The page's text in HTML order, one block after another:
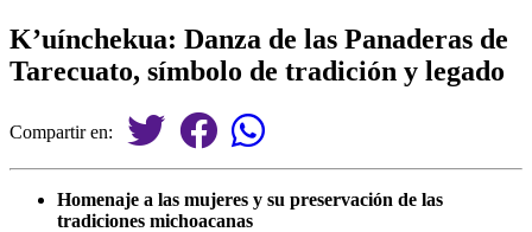
K’uínchekua: Danza de las Panaderas de
Tarecuato, símbolo de tradición y legado
Compartir en:
Homenaje a las mujeres y su preservación de las
tradiciones michoacanas